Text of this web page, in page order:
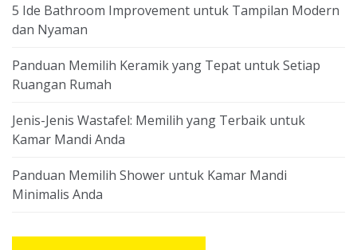
5 Ide Bathroom Improvement untuk Tampilan Modern
dan Nyaman
Panduan Memilih Keramik yang Tepat untuk Setiap
Ruangan Rumah
Jenis-Jenis Wastafel: Memilih yang Terbaik untuk
Kamar Mandi Anda
Panduan Memilih Shower untuk Kamar Mandi
Minimalis Anda